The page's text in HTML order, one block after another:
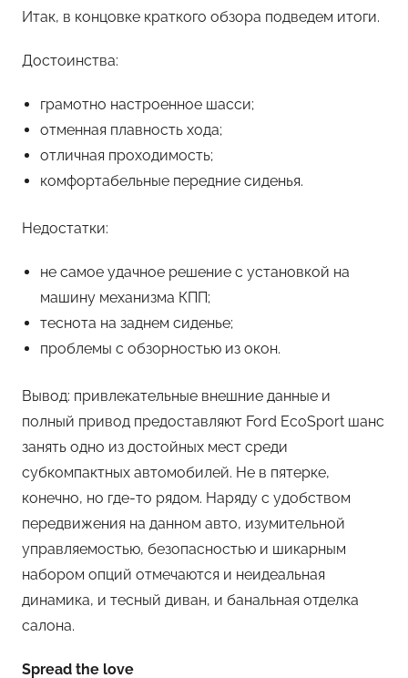
Итак, в концовке краткого обзора подведем итоги.
Достоинства:
грамотно настроенное шасси;
отменная плавность хода;
отличная проходимость;
комфортабельные передние сиденья.
Недостатки:
не самое удачное решение с установкой на
машину механизма КПП;
теснота на заднем сиденье;
проблемы с обзорностью из окон.
Вывод: привлекательные внешние данные и
полный привод предоставляют Ford EcoSport шанс
занять одно из достойных мест среди
субкомпактных автомобилей. Не в пятерке,
конечно, но где-то рядом. Наряду с удобством
передвижения на данном авто, изумительной
управляемостью, безопасностью и шикарным
набором опций отмечаются и неидеальная
динамика, и тесный диван, и банальная отделка
салона.
Spread the love